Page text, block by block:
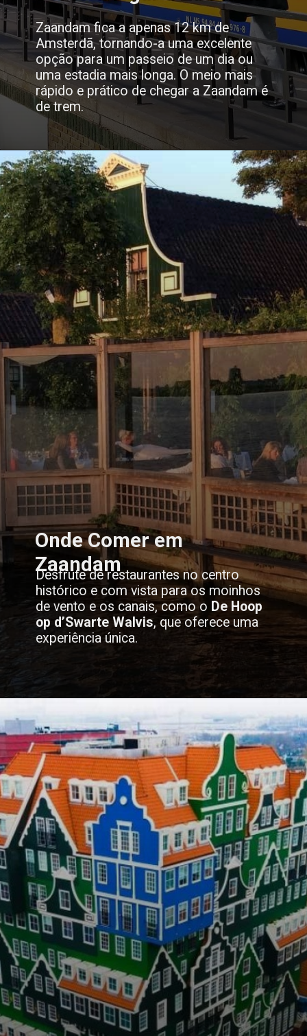
Zaandam fica a apenas 12 km de
Amsterdã, tornando-a uma excelente
opção para um passeio de um dia ou
uma estadia mais longa. O meio mais
rápido e prático de chegar a Zaandam é
de trem.
Onde Comer em
Zaandam
Desfrute de restaurantes no centro
histórico e com vista para os moinhos
de vento e os canais, como o De Hoop
op d’Swarte Walvis, que oferece uma
experiência única.